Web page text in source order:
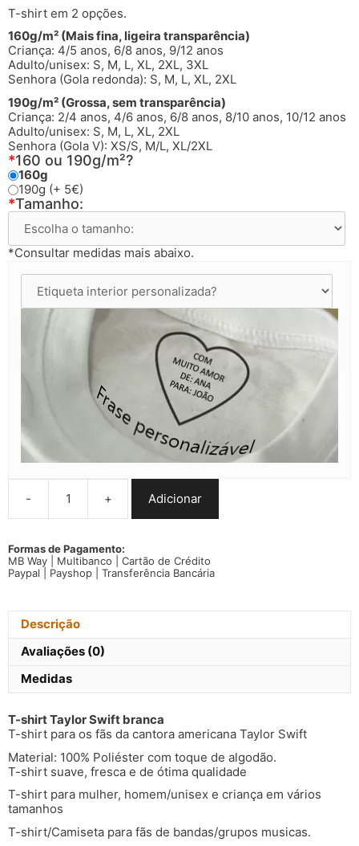
*160 ou 190g/m²?
T-shirt em 2 opções.
160g/m² (Mais fina, ligeira transparência)
Criança: 4/5 anos, 6/8 anos, 9/12 anos
Adulto/unisex: S, M, L, XL, 2XL, 3XL
Senhora (Gola redonda): S, M, L, XL, 2XL
190g/m² (Grossa, sem transparência)
Criança: 2/4 anos, 4/6 anos, 6/8 anos, 8/10 anos, 10/12 anos
Adulto/unisex: S, M, L, XL, 2XL
Senhora (Gola V): XS/S, M/L, XL/2XL
160g
190g (+ 5€)
*Tamanho:
*Consultar medidas mais abaixo.
-
Quantidade
de
Taylor
Swift
+ Adicionar
Formas de Pagamento:
MB Way | Multibanco | Cartão de Crédito
Paypal | Payshop | Transferência Bancária
Descrição
Avaliações (0)
Medidas
T-shirt Taylor Swift branca
T-shirt para os fãs da cantora americana Taylor Swift
Material: 100% Poliéster com toque de algodão.
T-shirt suave, fresca e de ótima qualidade
T-shirt para mulher, homem/unisex e criança em vários
tamanhos
T-shirt/Camiseta para fãs de bandas/grupos musicas.